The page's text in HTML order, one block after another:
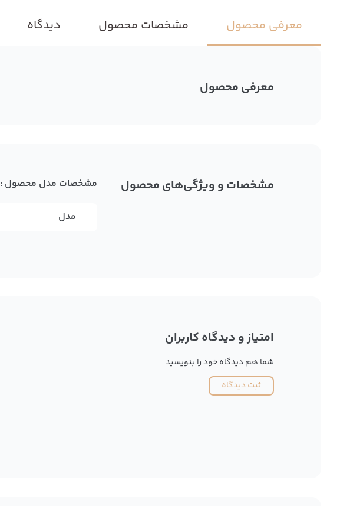
معرفی محصول مشخصات محصول دیدگاه
معرفی محصول
مشخصات و ویژگی‌های محصول مشخصات مدل محصول :
مدل
امتیاز و دیدگاه کاربران
شما هم دیدگاه خود را بنویسید
ثبت دیدگاه